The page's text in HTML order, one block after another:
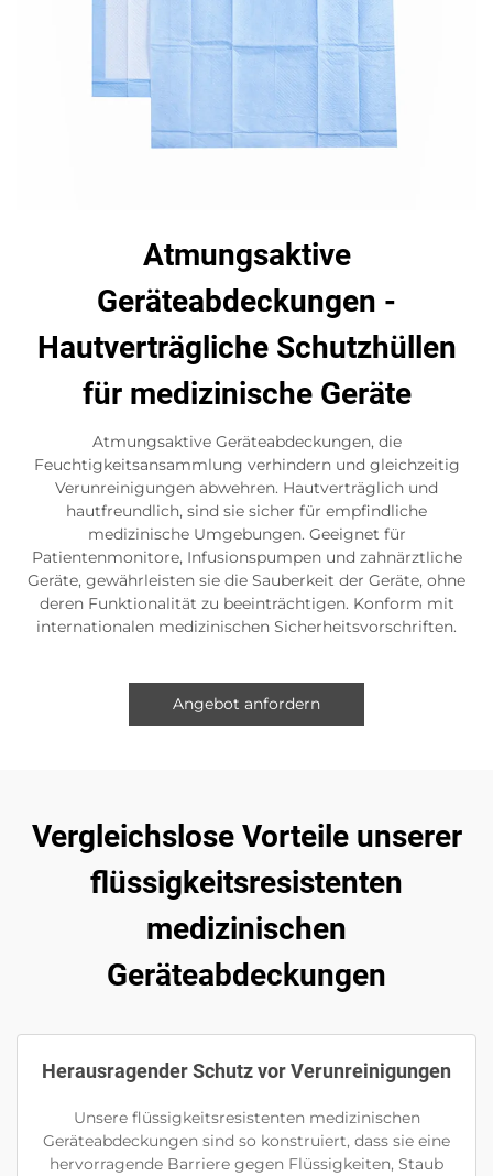
Atmungsaktive
Geräteabdeckungen -
Hautverträgliche Schutzhüllen
für medizinische Geräte
Atmungsaktive Geräteabdeckungen, die
Feuchtigkeitsansammlung verhindern und gleichzeitig
Verunreinigungen abwehren. Hautverträglich und
hautfreundlich, sind sie sicher für empfindliche
medizinische Umgebungen. Geeignet für
Patientenmonitore, Infusionspumpen und zahnärztliche
Geräte, gewährleisten sie die Sauberkeit der Geräte, ohne
deren Funktionalität zu beeinträchtigen. Konform mit
internationalen medizinischen Sicherheitsvorschriften.
Angebot anfordern
Vergleichslose Vorteile unserer
flüssigkeitsresistenten
medizinischen
Geräteabdeckungen
Herausragender Schutz vor Verunreinigungen
Unsere flüssigkeitsresistenten medizinischen
Geräteabdeckungen sind so konstruiert, dass sie eine
hervorragende Barriere gegen Flüssigkeiten, Staub